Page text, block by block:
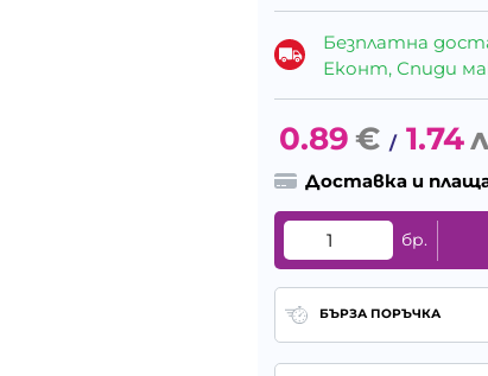
Безплатна
Еконт, Спиди
0.89€ / 1.74
Доставка и
бр.
БЪРЗА ПОРЪЧКА